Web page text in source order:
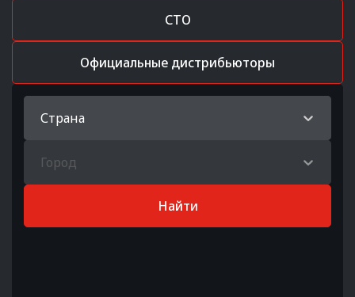
СТО
Официальные дистрибьюторы
Страна
Город
Найти